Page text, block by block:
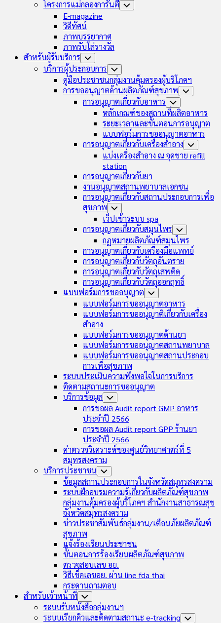
โครงการแม่กลองการันตี Toggle
E-magazine
วิดีทัศน์
ภาพบรรยากาศ
ภาพรับโล่รางวัล
สำหรับผู้รับบริการ Toggle
Child
Menu
บริการผู้ประกอบการ Toggle
Child
Menu
คู่มือประชาชนกลุ่มงานคุ้มครองผู้บริโภคฯ
การขออนุญาตด้านผลิตภัณฑ์สุขภาพ Toggle
การอนุญาตเกี่ยวกับอาหาร Toggle
Child
Menu
หลักเกณฑ์ของสถานที่ผลิตอาหาร
ระยะเวลาและขั้นตอนการอนุญาต
แบบฟอร์มการขออนุญาตอาหาร
การอนุญาตเกี่ยวกับเครื่องสำอาง Toggle
Child
Menu
แบ่งเครื่องสำอาง ณ จุดขาย refill
station
การอนุญาตเกี่ยวกับยา
งานอนุญาตสถานพยาบาลเอกชน
การอนุญาตเกี่ยวกับสถานประกอบการเพื่อ
สุขภาพ Toggle
Child
Menu
เว็ปเข้าระบบ spa
การอนุญาตเกี่ยวกับสมุนไพร Toggle
Child
Menu
กฏหมายผลิตภัณฑ์สมุนไพร
การอนุญาตเกี่ยวกับเครื่องมือแพทย์
การอนุญาตเกี่ยวกับวัตถุอันตราย
การอนุญาตเกี่ยวกับวัตถุเสพติด
การอนุญาตเกี่ยวกับวัตถุออกฤทธิ์
แบบฟอร์มการขออนุญาต Toggle
Child
Menu
แบบฟอร์มการขออนุญาตอาหาร
แบบฟอร์มการขออนุญาติเกี่ยวกับเครื่อง
สำอาง
แบบฟอร์มการขออนุญาตด้านยา
แบบฟอร์มการขออนุญาตสถานพยาบาล
แบบฟอร์มการขออนุญาตสถานประกอบ
การเพื่อสุขภาพ
ระบบประเมินความพึงพอใจในการบริการ
ติดตามสถานะการขออนุญาต
บริการข้อมูล Toggle
Child
Menu
การขอผล Audit report GMP อาหาร
ประจำปี 2566
การขอผล Audit report GPP ร้านยา
ประจำปี 2566
ค่าตรวจวิเคราะห์ของศูนย์วิทยาศาตร์ที่ 5
สมุทรสงคราม
บริการประชาชน Toggle
Child
Menu
ข้อมูลสถานประกอบการในจังหวัดสมุทรสงคราม
ระบบฝึกอบรมความรู้เกี่ยวกับผลิตภัณฑ์สุขภาพ
กลุ่มงานคุ้มครองผู้บริโภคฯ สำนักงานสาธารณสุข
จังหวัดสมุทรสงคราม
ข่าวประชาสัมพันธ์กลุ่มงาน/เตือนภัยผลิตภัณฑ์
สุขภาพ
แจ้งร้องเรียนประชาชน
ขั้นตอนการร้องเรียนผลิตภัณฑ์สุขภาพ
ตรวจสอบเลข อย.
วิธีเช็คเลขอย. ผ่าน line fda thai
กระดานถามตอบ
สำหรับเจ้าหน้าที่ Toggle
Child
Menu
ระบบรับหนังสือกลุ่มงานฯ
ระบบเรียกคิวและติดตามสถานะ e-tracking Toggle